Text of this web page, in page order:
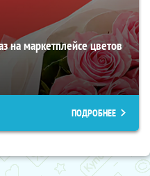
на маркетплейсе цветов
ПОДРОБНЕЕ